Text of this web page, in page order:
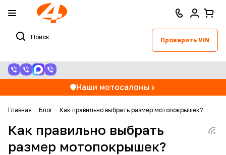
Проверить VIN
Наши мотосалоны
Главная Блог Как правильно выбрать размер мотопокрышек?
Как правильно выбрать
размер мотопокрышек?